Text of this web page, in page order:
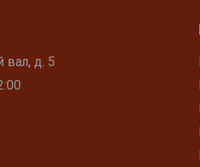
вал, д. 5